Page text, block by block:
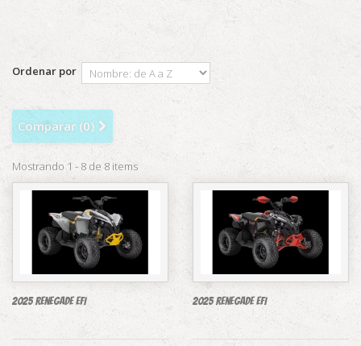
Ordenar por
Comparar (0)
Mostrando 1 - 8 de 8 items
2025 Renegade EFI 2025 Renegade EFI